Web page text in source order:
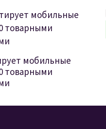
мобильные
товарными